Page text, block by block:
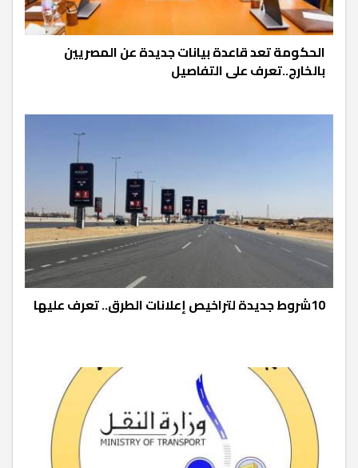
الحكومة تعد قاعدة بيانات جديدة عن المصريين
بالخارج..تعرف على التفاصيل
10شروط جديدة لتراخيص إعلانات الطرق.. تعرف عليها